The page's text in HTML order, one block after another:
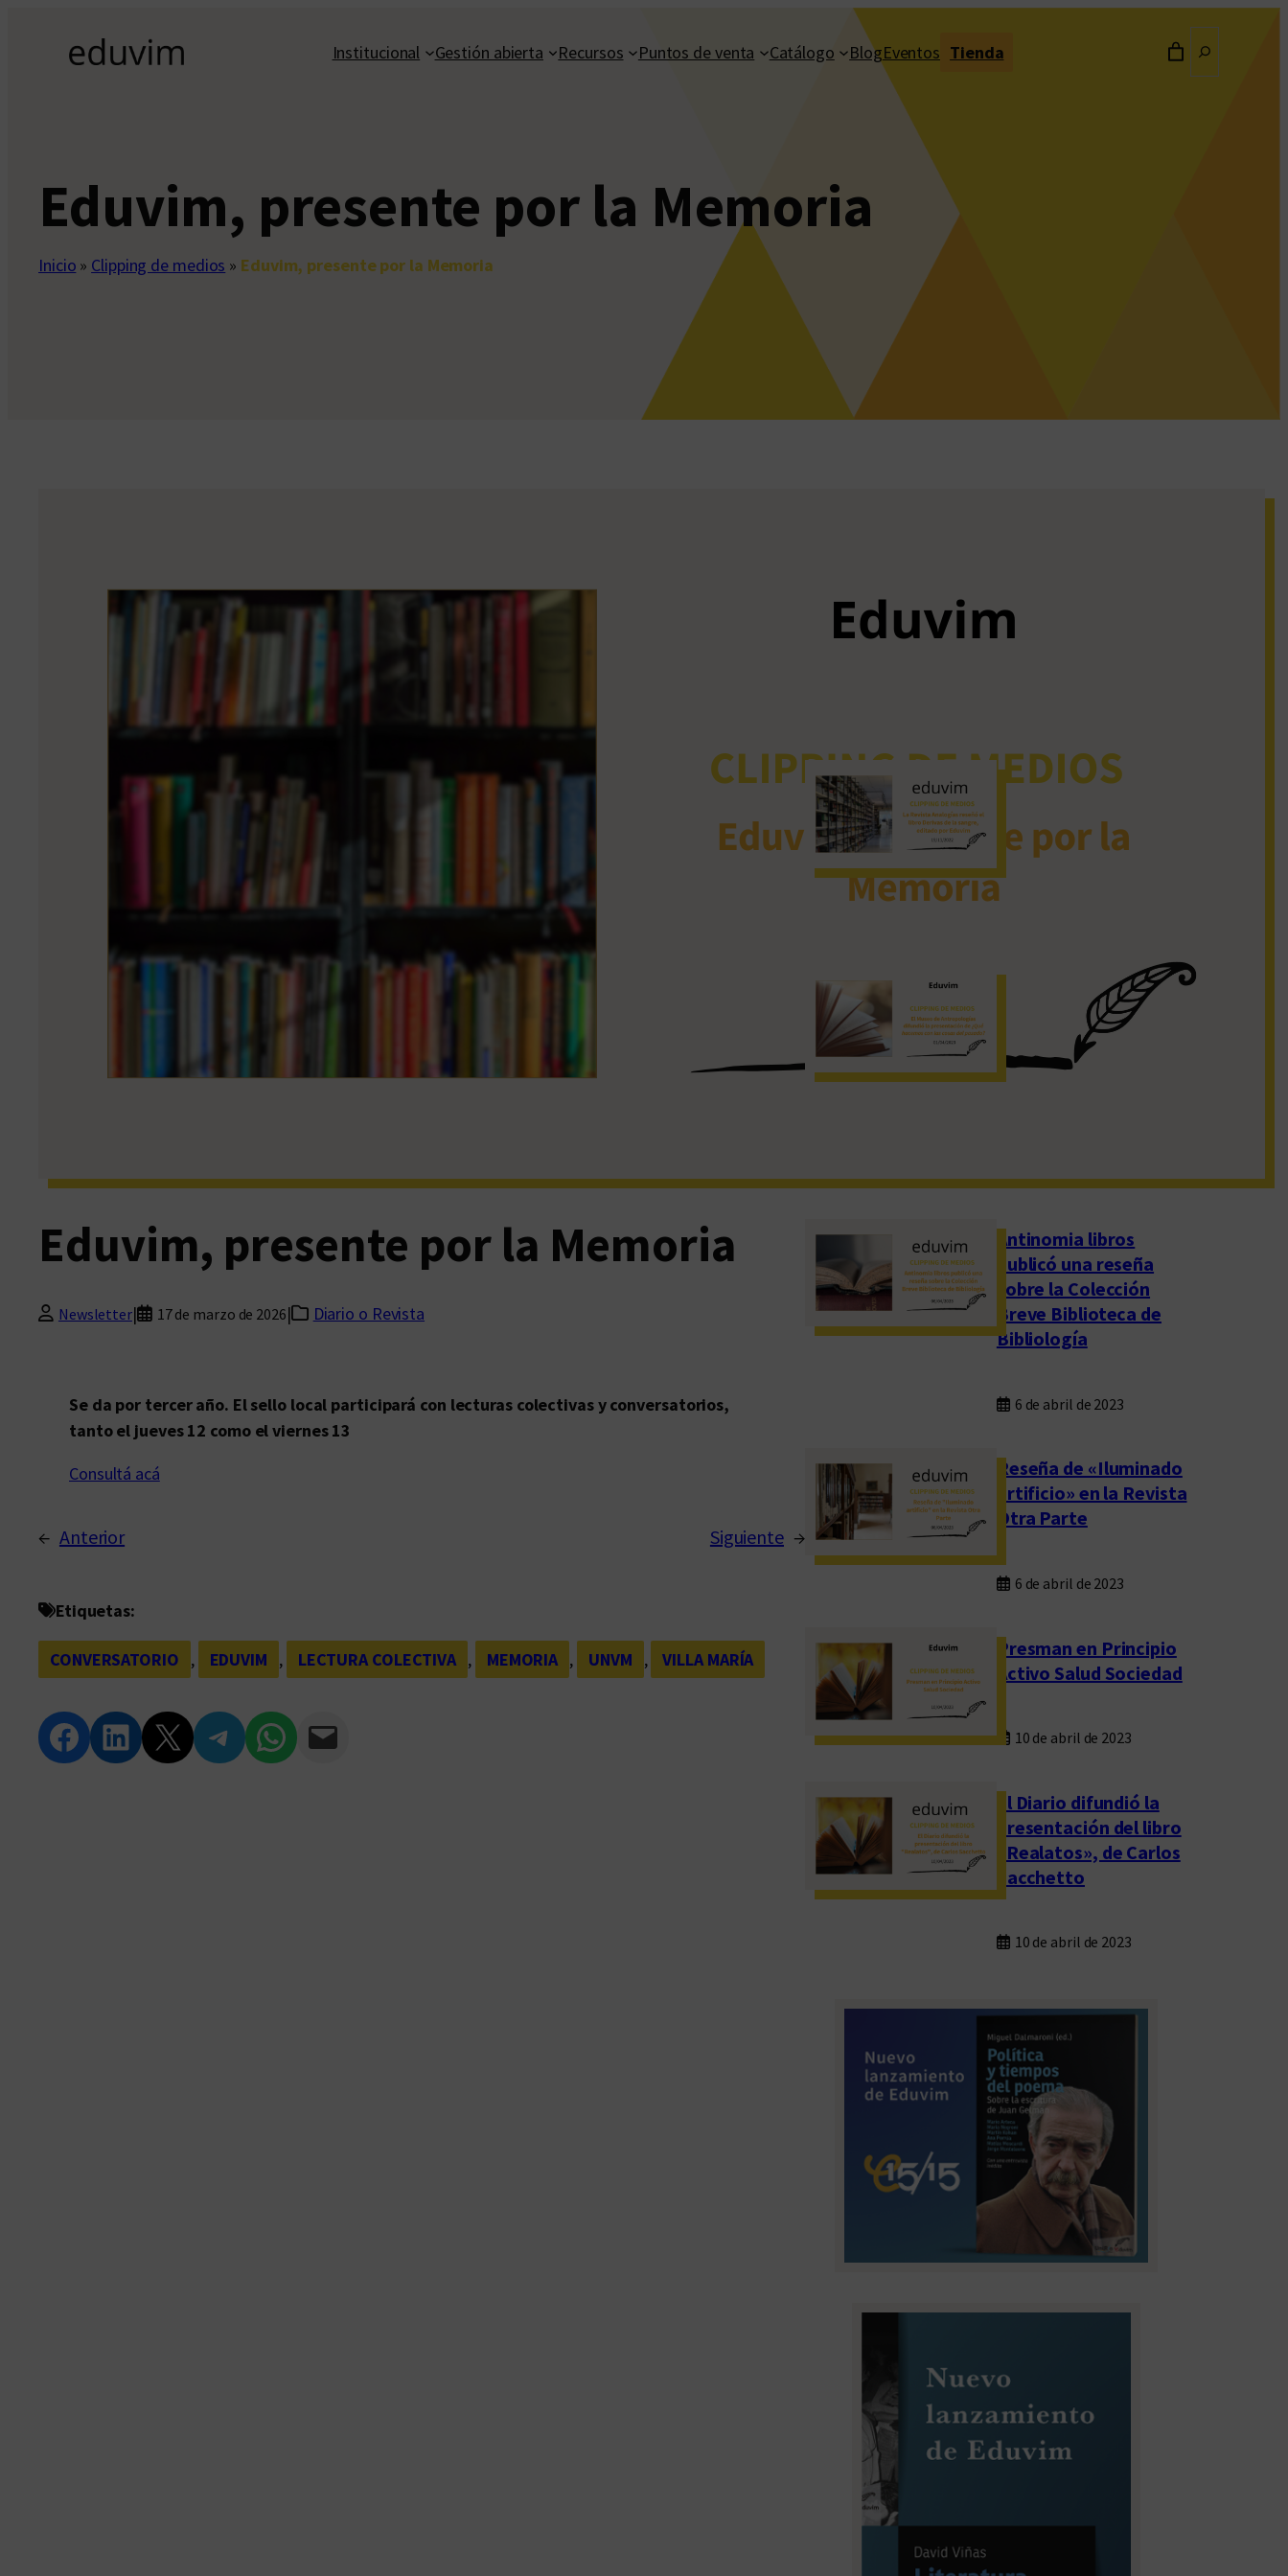
contenido
Institucional Gestión abierta Recursos Puntos de venta Catálogo BlogEventos Tienda
Eduvim, presente por la Memoria
Inicio » Clipping de medios » Eduvim, presente por la Memoria
Eduvim, presente por la Memoria
Newsletter| 17 de marzo de 2026| Diario o Revista
Se da por tercer año. El sello local participará con lecturas colectivas y conversatorios,
tanto el jueves 12 como el viernes 13
Consultá acá
← Anterior Siguiente →
Etiquetas:
CONVERSATORIO , EDUVIM , LECTURA COLECTIVA , MEMORIA , UNVM , VILLA MARÍA
Compartir en Facebook Compartir en LinkedIn Compartir en Twitter Compartir en Telegram Compartir en WhatsApp Compartir vía Email
Antiguos clipping de
La Revista Analogías
de la sangre, editado
por Eduvim
Antropologías
difundió la
presentación de
«¿Qué hacemos con
1 de abril de 2023
Antinomia libros
publicó una reseña
sobre la Colección
Breve Biblioteca de
Bibliología
6 de abril de 2023
Reseña de «Iluminado
artificio» en la Revista
Otra Parte
6 de abril de 2023
Presman en Principio
Activo Salud Sociedad
10 de abril de 2023
El Diario difundió la
presentación del libro
«Realatos», de Carlos
Sacchetto
10 de abril de 2023